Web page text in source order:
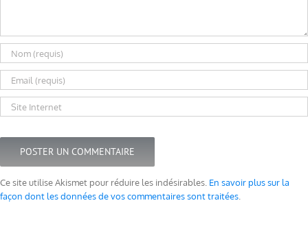
Ce site utilise Akismet pour réduire les indésirables. En savoir plus sur la
façon dont les données de vos commentaires sont traitées